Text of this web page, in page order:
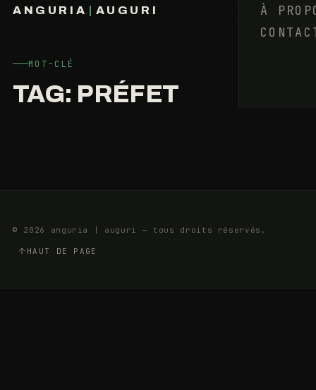
ANGURIA AUGURI
À
MOT-CLÉ
TAG: PRÉFET
L’ÉCOLOGIE
MASSE
22
FÉVRIER
6
MIN
© 2026 anguria | auguri — tous droits réservés.
HAUT DE PAGE